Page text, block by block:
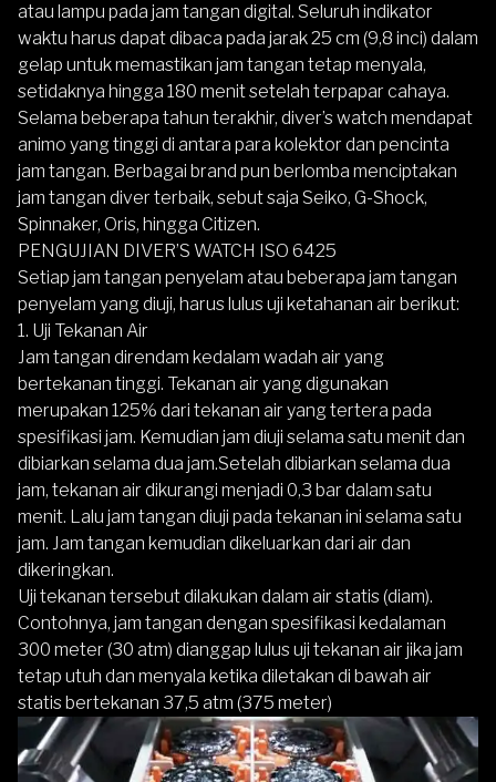
atau lampu pada jam tangan digital. Seluruh indikator
waktu harus dapat dibaca pada jarak 25 cm (9,8 inci) dalam
gelap untuk memastikan jam tangan tetap menyala,
setidaknya hingga 180 menit setelah terpapar cahaya.
Selama beberapa tahun terakhir, diver’s watch mendapat
animo yang tinggi di antara para kolektor dan pencinta
jam tangan. Berbagai brand pun berlomba menciptakan
jam tangan diver terbaik, sebut saja Seiko, G-Shock,
Spinnaker, Oris, hingga Citizen.
PENGUJIAN DIVER’S WATCH ISO 6425
Setiap jam tangan penyelam atau beberapa jam tangan
penyelam yang diuji, harus lulus uji ketahanan air berikut:
1. Uji Tekanan Air
Jam tangan direndam kedalam wadah air yang
bertekanan tinggi. Tekanan air yang digunakan
merupakan 125% dari tekanan air yang tertera pada
spesifikasi jam. Kemudian jam diuji selama satu menit dan
dibiarkan selama dua jam.Setelah dibiarkan selama dua
jam, tekanan air dikurangi menjadi 0,3 bar dalam satu
menit. Lalu jam tangan diuji pada tekanan ini selama satu
jam. Jam tangan kemudian dikeluarkan dari air dan
dikeringkan.
Uji tekanan tersebut dilakukan dalam air statis (diam).
Contohnya, jam tangan dengan spesifikasi kedalaman
300 meter (30 atm) dianggap lulus uji tekanan air jika jam
tetap utuh dan menyala ketika diletakan di bawah air
statis bertekanan 37,5 atm (375 meter)